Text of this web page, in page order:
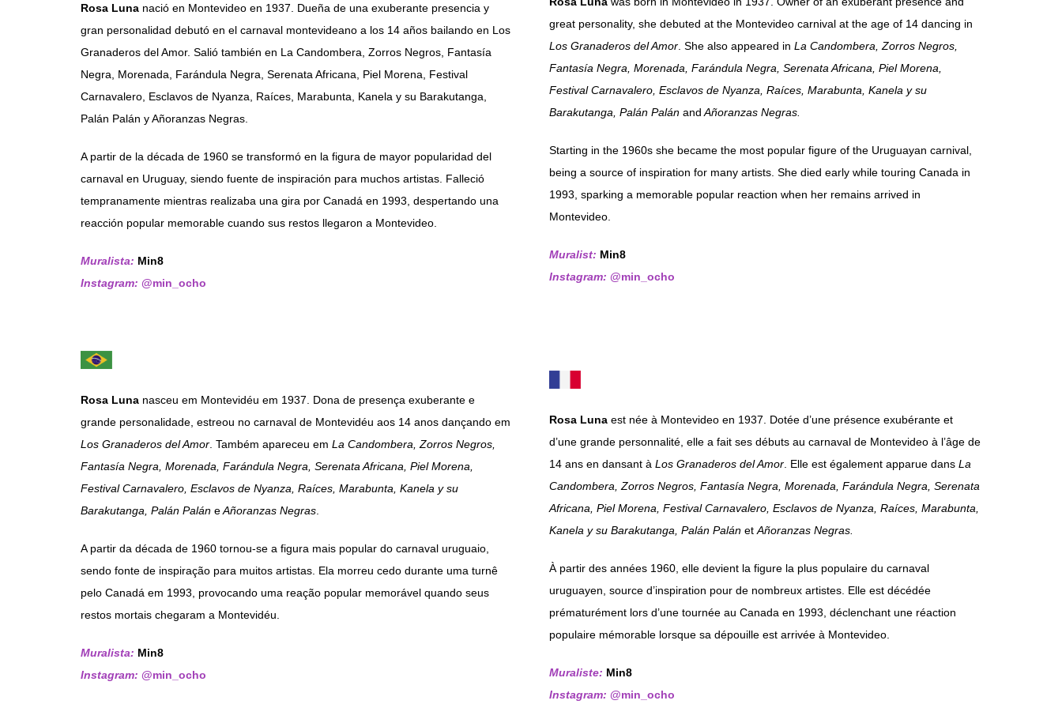
Rosa Luna nació en Montevideo en 1937. Dueña de una exuberante presencia y
gran personalidad debutó en el carnaval montevideano a los 14 años bailando en Los
Granaderos del Amor. Salió también en La Candombera, Zorros Negros, Fantasía
Negra, Morenada, Farándula Negra, Serenata Africana, Piel Morena, Festival
Carnavalero, Esclavos de Nyanza, Raíces, Marabunta, Kanela y su Barakutanga,
Palán Palán y Añoranzas Negras.
A partir de la década de 1960 se transformó en la figura de mayor popularidad del
carnaval en Uruguay, siendo fuente de inspiración para muchos artistas. Falleció
tempranamente mientras realizaba una gira por Canadá en 1993, despertando una
reacción popular memorable cuando sus restos llegaron a Montevideo.
Muralista: Min8
Instagram: @min_ocho
Rosa Luna nasceu em Montevidéu em 1937. Dona de presença exuberante e
grande personalidade, estreou no carnaval de Montevidéu aos 14 anos dançando em
Los Granaderos del Amor . Também apareceu em La Candombera, Zorros Negros,
Fantasía Negra, Morenada, Farándula Negra, Serenata Africana, Piel Morena,
Festival Carnavalero, Esclavos de Nyanza, Raíces, Marabunta, Kanela y su
Barakutanga, Palán Palán eAñoranzas Negras
A partir da década de 1960 tornou-se a figura mais popular do carnaval uruguaio,
sendo fonte de inspiração para muitos artistas. Ela morreu cedo durante uma turnê
pelo Canadá em 1993, provocando uma reação popular memorável quando seus
restos mortais chegaram a Montevidéu.
Muralista: Min8
Instagram: @min_ocho
great personality, she debuted at the Montevideo carnival at the age of 14 dancing in
Los Granaderos del Amor. She also appeared in La Candombera, Zorros Negros,
Fantasía Negra, Morenada, Farándula Negra, Serenata Africana, Piel Morena,
Festival Carnavalero, Esclavos de Nyanza, Raíces, Marabunta, Kanela y su
Barakutanga, Palán Palán and Añoranzas Negras.
Starting in the 1960s she became the most popular figure of the Uruguayan carnival,
being a source of inspiration for many artists. She died early while touring Canada in
1993, sparking a memorable popular reaction when her remains arrived in
Montevideo.
Muralist: Min8
Instagram: @min_ocho
Rosa Lunaest née à Montevideo en 1937. Dotée d’une présence exubérante et
d’une grande personnalité, elle a fait ses débuts au carnaval de Montevideo à l’âge de
14 ans en dansant à Los Granaderos del Amor. Elle est également apparue dans La
Candombera, Zorros Negros, Fantasía Negra, Morenada, Farándula Negra, Serenata
Africana, Piel Morena, Festival Carnavalero, Esclavos de Nyanza, Raíces, Marabunta,
Kanela y su Barakutanga, Palán Palánet Añoranzas Negras.
À partir des années 1960, elle devient la figure la plus populaire du carnaval
uruguayen, source d’inspiration pour de nombreux artistes. Elle est décédée
prématurément lors d’une tournée au Canada en 1993, déclenchant une réaction
populaire mémorable lorsque sa dépouille est arrivée à Montevideo.
Muraliste: Min8
Instagram: @min_ocho